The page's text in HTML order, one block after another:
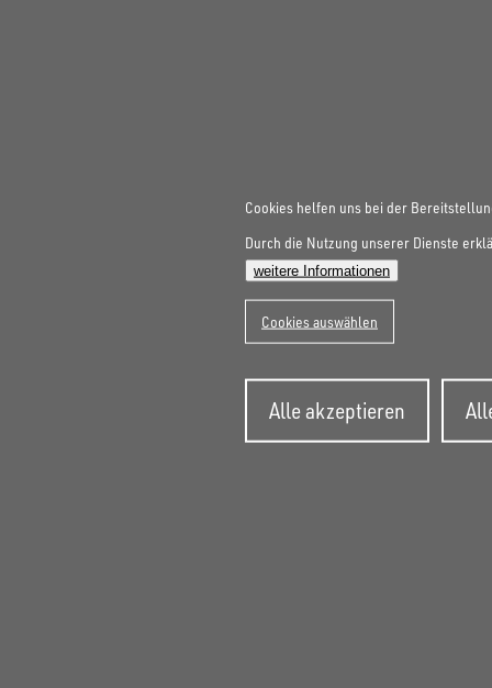
Cookies helfen uns bei der
Durch die Nutzung unserer Dienste
weitere Informationen
Cookies auswählen
Alle akzeptieren